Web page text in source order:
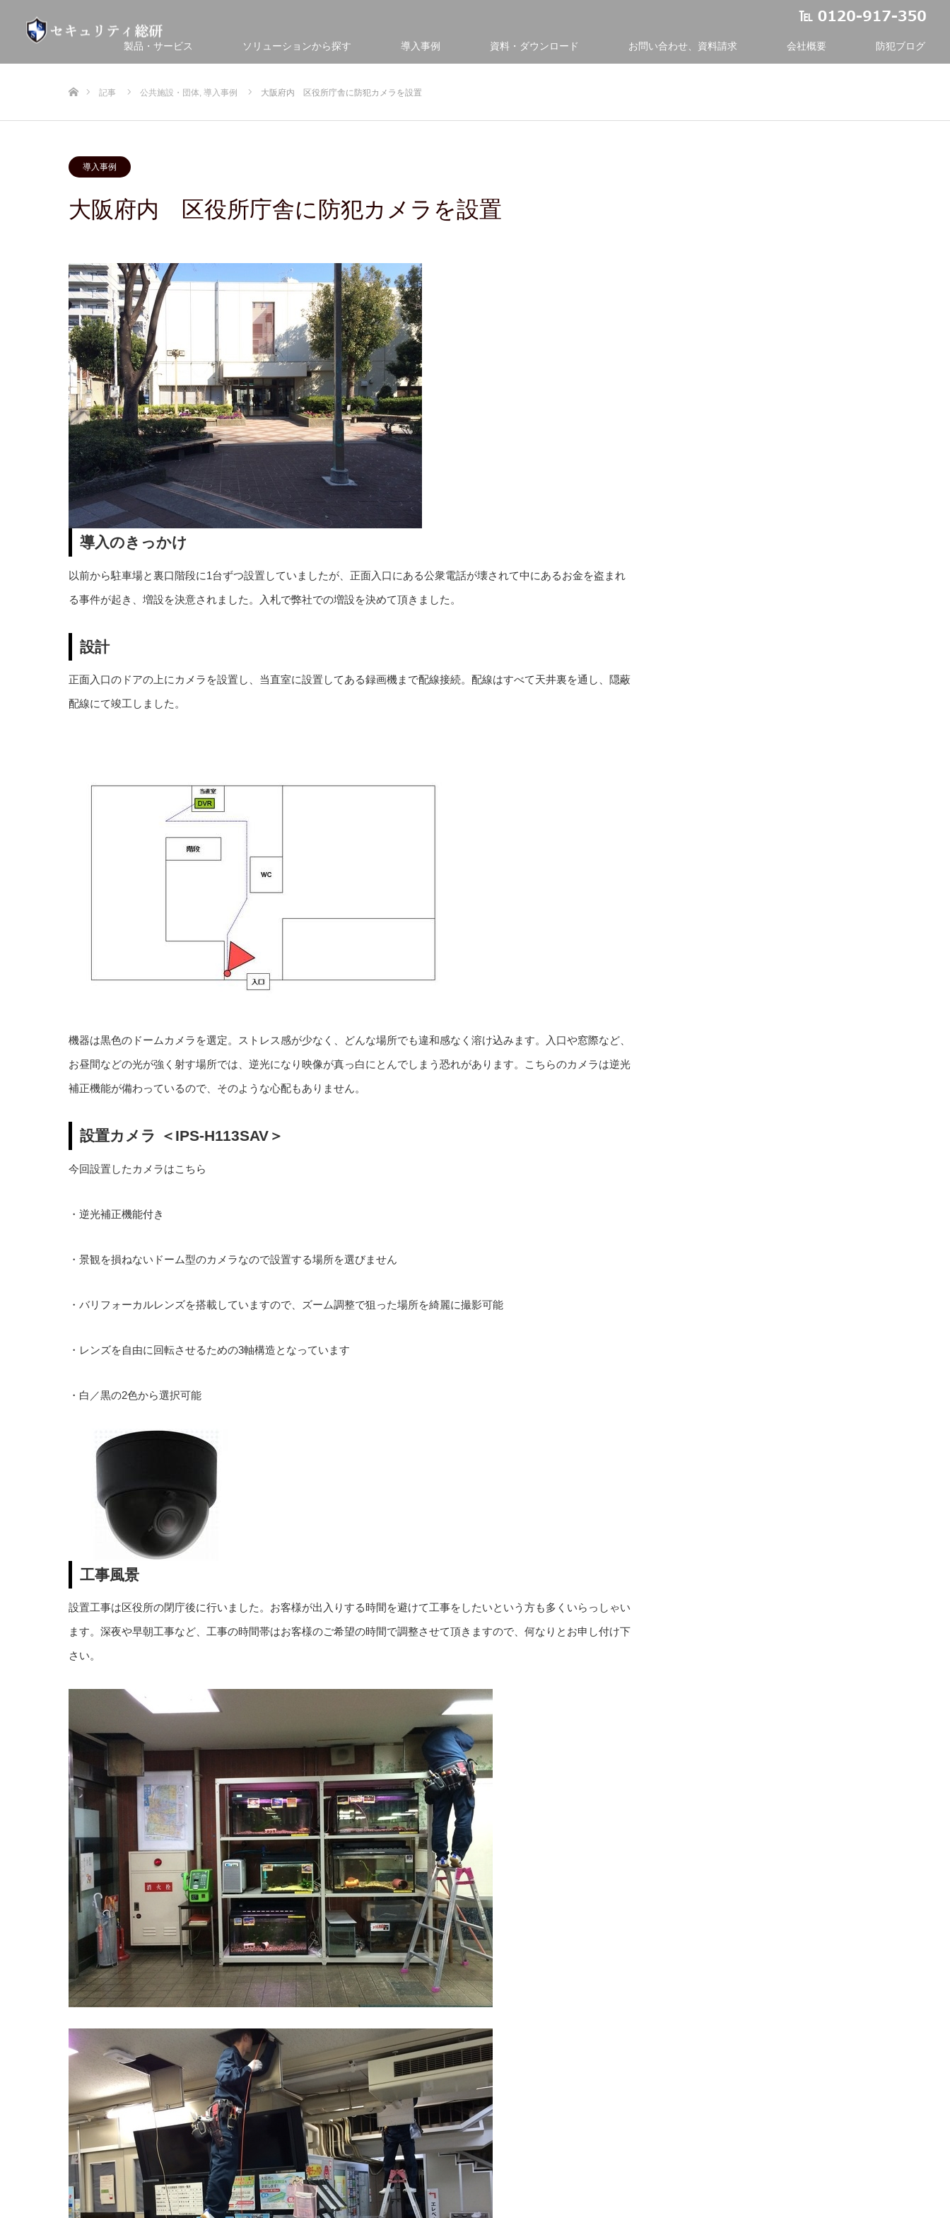
製品・サービス ソリューションから探す 導入事例 資料・ダウンロード お問い合わせ、資料請求 会社概要 防犯ブログ
記事 公共施設・団体, 導入事例 大阪府内 区役所庁舎に防犯カメラを設置
導入事例
大阪府内 区役所庁舎に防犯カメラを設置
導入のきっかけ
以前から駐車場と裏口階段に1台ずつ設置していましたが、正面入口にある公衆電話が壊されて中にあるお金を盗まれ
る事件が起き、増設を決意されました。入札で弊社での増設を決めて頂きました。
設計
正面入口のドアの上にカメラを設置し、当直室に設置してある録画機まで配線接続。配線はすべて天井裏を通し、隠蔽
配線にて竣工しました。
機器は黒色のドームカメラを選定。ストレス感が少なく、どんな場所でも違和感なく溶け込みます。入口や窓際など、
お昼間などの光が強く射す場所では、逆光になり映像が真っ白にとんでしまう恐れがあります。こちらのカメラは逆光
補正機能が備わっているので、そのような心配もありません。
設置カメラ ＜IPS-H113SAV＞
今回設置したカメラはこちら
・逆光補正機能付き
・景観を損ねないドーム型のカメラなので設置する場所を選びません
・バリフォーカルレンズを搭載していますので、ズーム調整で狙った場所を綺麗に撮影可能
・レンズを自由に回転させるための3軸構造となっています
・白／黒の2色から選択可能
工事風景
設置工事は区役所の閉庁後に行いました。お客様が出入りする時間を避けて工事をしたいという方も多くいらっしゃい
ます。深夜や早朝工事など、工事の時間帯はお客様のご希望の時間で調整させて頂きますので、何なりとお申し付け下
さい。